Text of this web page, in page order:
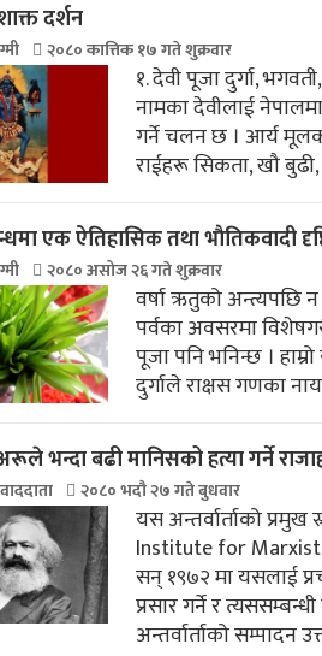
दर्शन
२०८० कात्तिक १७ गते शुक्रवार
१. देवी पूजा दुर्गा,
नामका देवीलाई
गर्ने चलन छ । आर्य
राईहरू सिकता, खौ
एक ऐतिहासिक तथा भाैतिकवादी
२०८० असोज २६ गते शुक्रवार
वर्षा ऋतुको अन्त्यपछि
पर्वका अवसरमा
पूजा पनि भनिन्छ ।
दुर्गाले राक्षस गणका
भन्दा बढी मानिसको हत्या गर्ने
२०८० भदौ २७ गते बुधवार
यस अन्तर्वार्ताको
Institute for Marxist
सन् १९७२ मा यसलाई
प्रसार गर्ने र
अन्तर्वार्ताको सम्पादन